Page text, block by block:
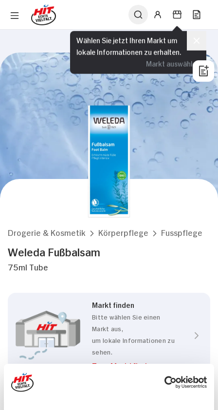
Wählen Sie jetzt Ihren Markt um
lokale Informationen zu erhalten.
Markt auswählen
Drogerie & Kosmetik Körperpflege Fusspflege
Weleda Fußbalsam
75ml Tube
Markt finden
Bitte wählen Sie einen
Markt aus,
um lokale Informationen zu
sehen.
Zum Marktfinder